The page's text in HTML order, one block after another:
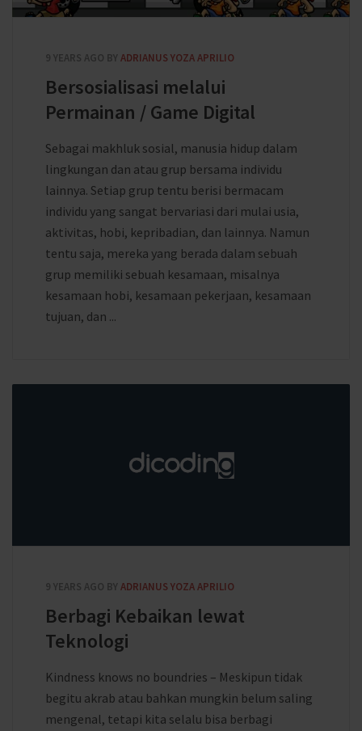
9 YEARS AGO BY ADRIANUS YOZA APRILIO
Bersosialisasi melalui
Permainan / Game Digital
Sebagai makhluk sosial, manusia hidup dalam
lingkungan dan atau grup bersama individu
lainnya. Setiap grup tentu berisi bermacam
individu yang sangat bervariasi dari mulai usia,
aktivitas, hobi, kepribadian, dan lainnya. Namun
tentu saja, mereka yang berada dalam sebuah
grup memiliki sebuah kesamaan, misalnya
kesamaan hobi, kesamaan pekerjaan, kesamaan
tujuan, dan ...
9 YEARS AGO BY ADRIANUS YOZA APRILIO
Berbagi Kebaikan lewat
Teknologi
Kindness knows no boundries – Meskipun tidak
begitu akrab atau bahkan mungkin belum saling
mengenal, tetapi kita selalu bisa berbagi